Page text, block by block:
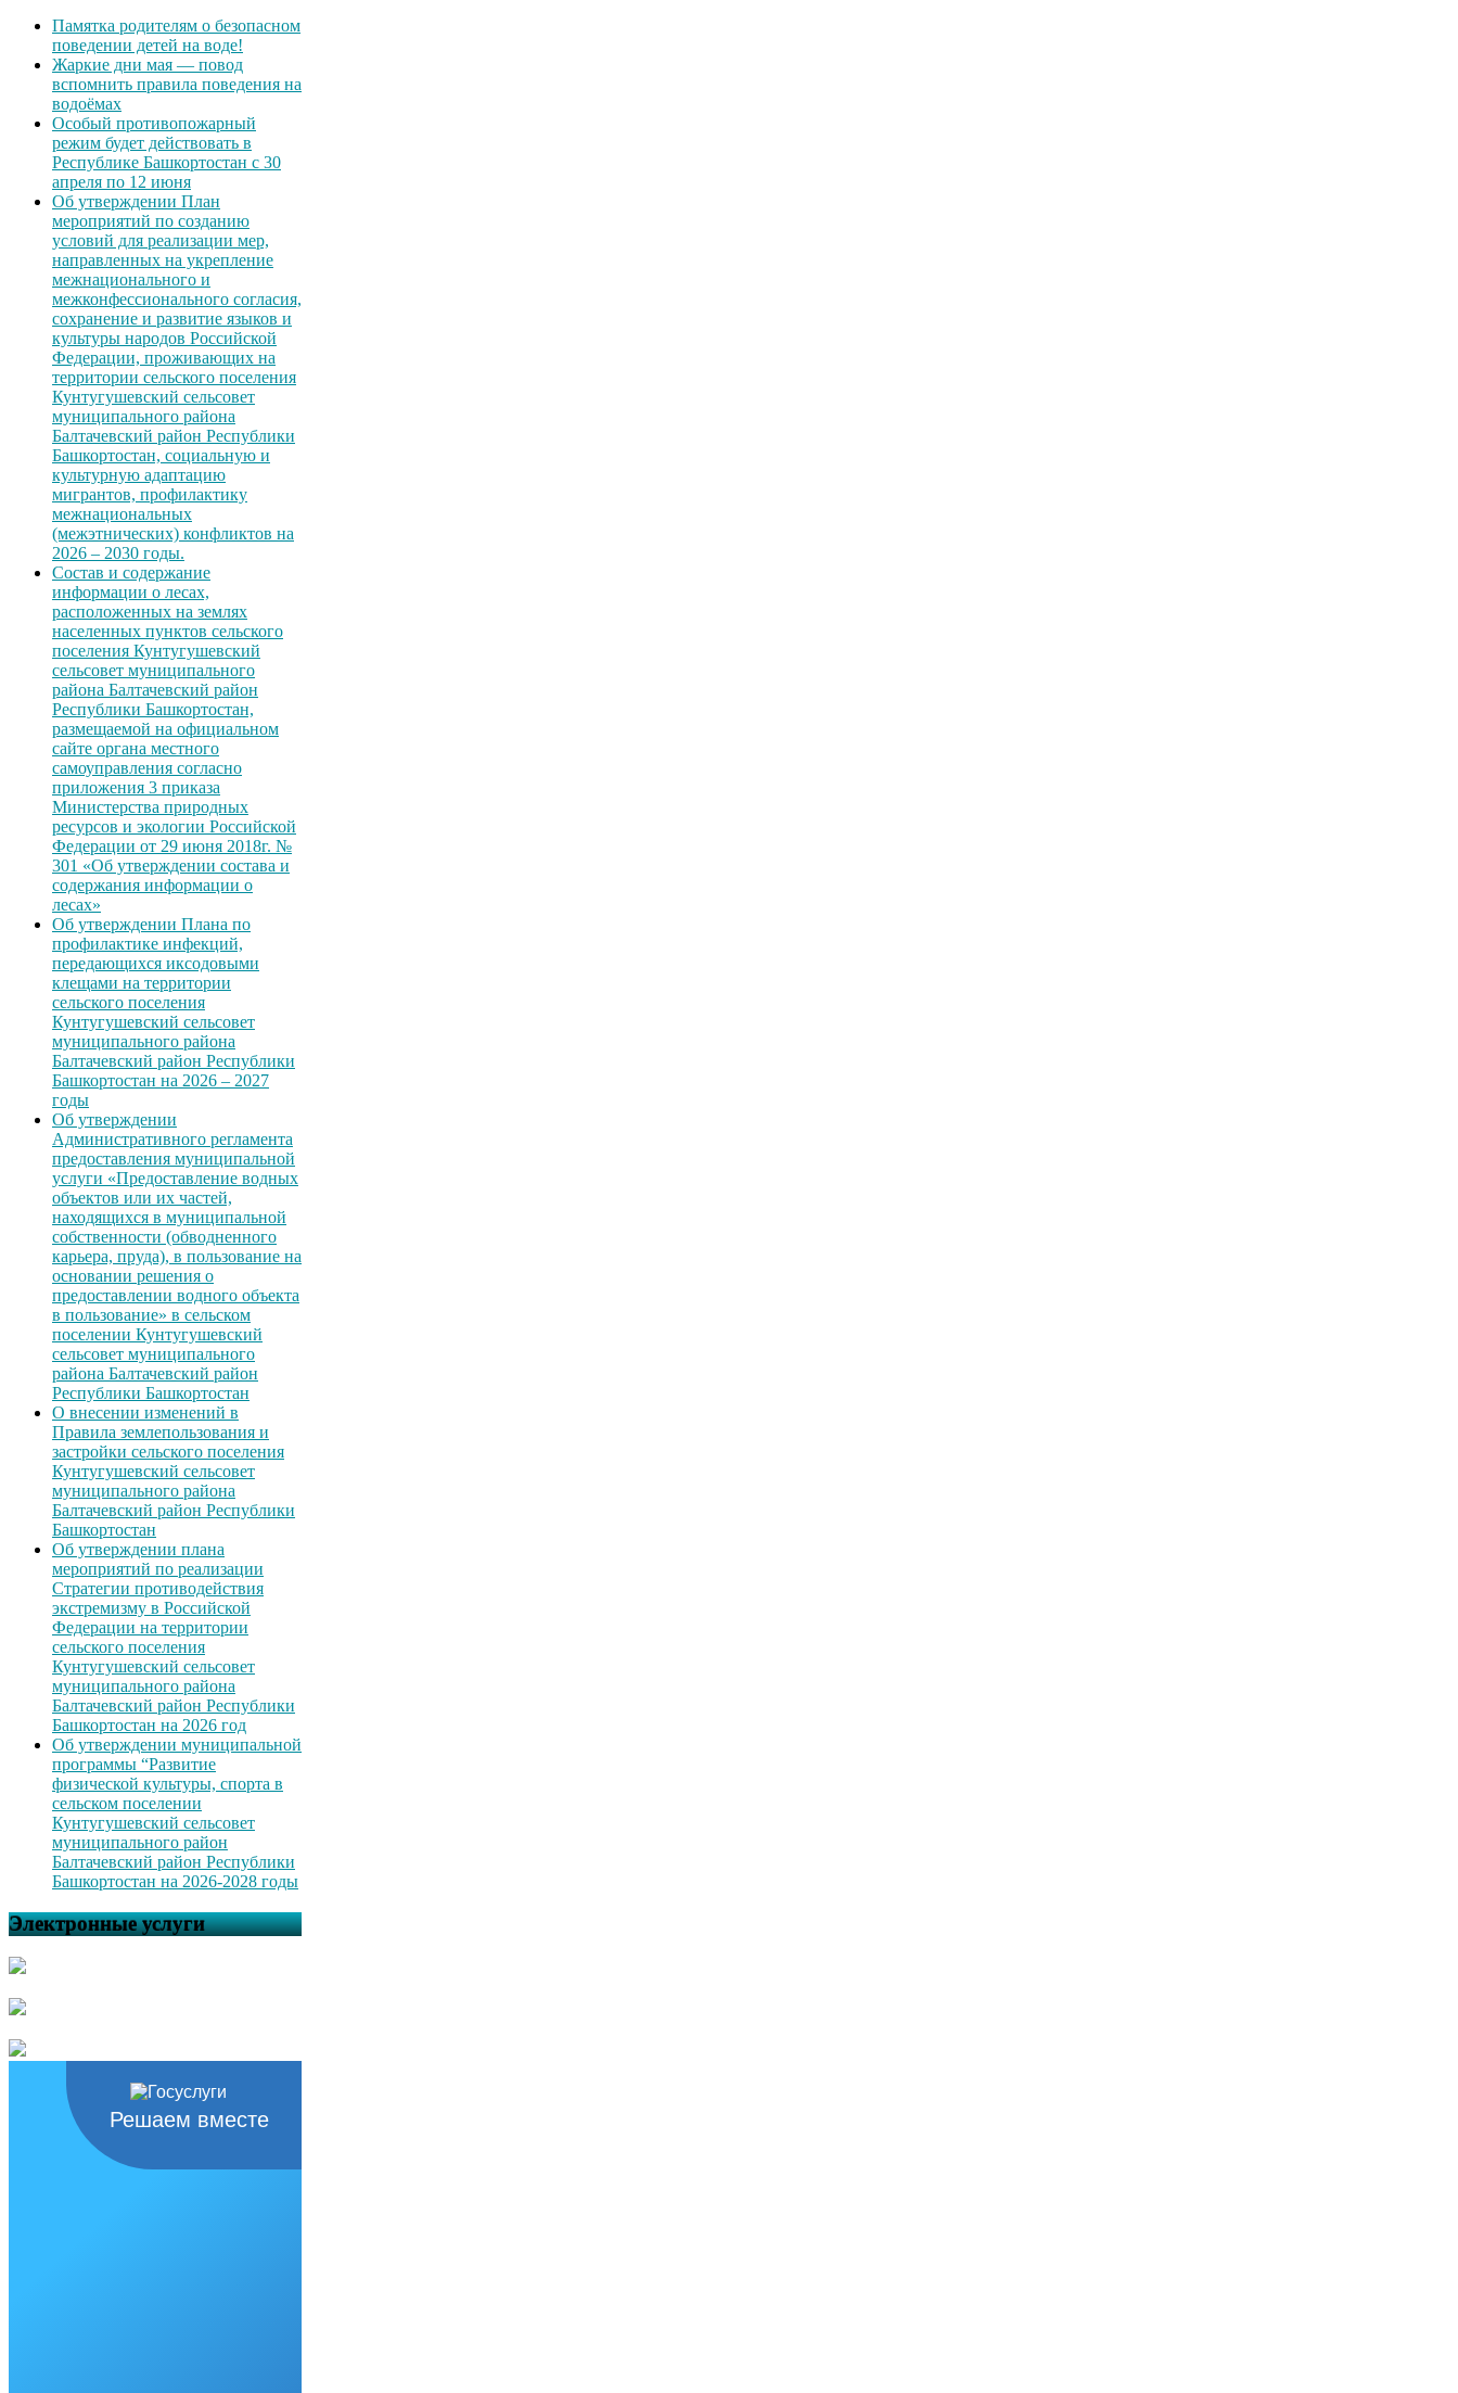
Памятка родителям о безопасном
поведении детей на воде!
Жаркие дни мая — повод
вспомнить правила поведения на
водоёмах
Особый противопожарный
режим будет действовать в
Республике Башкортостан с 30
апреля по 12 июня
Об утверждении План
мероприятий по созданию
условий для реализации мер,
направленных на укрепление
межнационального и
межконфессионального согласия,
сохранение и развитие языков и
культуры народов Российской
Федерации, проживающих на
территории сельского поселения
Кунтугушевский сельсовет
муниципального района
Балтачевский район Республики
Башкортостан, социальную и
культурную адаптацию
мигрантов, профилактику
межнациональных
(межэтнических) конфликтов на
2026 – 2030 годы.
Состав и содержание
информации о лесах,
расположенных на землях
населенных пунктов сельского
поселения Кунтугушевский
сельсовет муниципального
района Балтачевский район
Республики Башкортостан,
размещаемой на официальном
сайте органа местного
самоуправления согласно
приложения 3 приказа
Министерства природных
ресурсов и экологии Российской
Федерации от 29 июня 2018г. №
301 «Об утверждении состава и
содержания информации о
лесах»
Об утверждении Плана по
профилактике инфекций,
передающихся иксодовыми
клещами на территории
сельского поселения
Кунтугушевский сельсовет
муниципального района
Балтачевский район Республики
Башкортостан на 2026 – 2027
годы
Об утверждении
Административного регламента
предоставления муниципальной
услуги «Предоставление водных
объектов или их частей,
находящихся в муниципальной
собственности (обводненного
карьера, пруда), в пользование на
основании решения о
предоставлении водного объекта
в пользование» в сельском
поселении Кунтугушевский
сельсовет муниципального
района Балтачевский район
Республики Башкортостан
О внесении изменений в
Правила землепользования и
застройки сельского поселения
Кунтугушевский сельсовет
муниципального района
Балтачевский район Республики
Башкортостан
Об утверждении плана
мероприятий по реализации
Стратегии противодействия
экстремизму в Российской
Федерации на территории
сельского поселения
Кунтугушевский сельсовет
муниципального района
Балтачевский район Республики
Башкортостан на 2026 год
Об утверждении муниципальной
программы “Развитие
физической культуры, спорта в
сельском поселении
Кунтугушевский сельсовет
муниципального район
Балтачевский район Республики
Башкортостан на 2026-2028 годы
Электронные услуги
Решаем вместе